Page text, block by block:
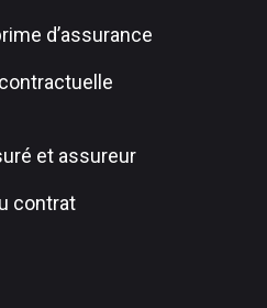
d’assurance
et assureur
contrat